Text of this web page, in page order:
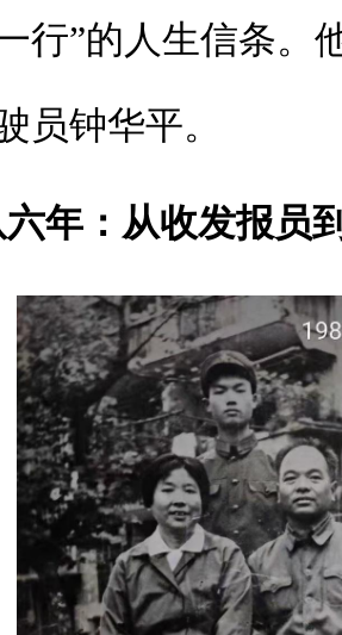
行”的人生信条。
员钟华平。
年：从收发报员